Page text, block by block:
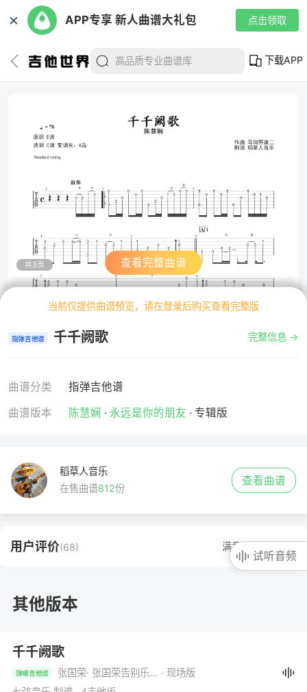
✕ APP专享 新人曲谱大礼包 点击领取
下载APP
共3页 查看完整曲谱
当前仅提供曲谱预览，请在登录后购买查看完整版
完整信息 →
指弹吉他谱 千千阙歌
曲谱分类
指弹吉他谱
曲谱版本
陈慧娴 · 永远是你的朋友 · 专辑版
稻草人音乐
在售曲谱812份
查看曲谱
满意度 100% →
用户评价(68)
其他版本
千千阙歌
弹唱吉他谱 张国荣 · 张国荣告别乐坛演唱会 · 现场版
试听音频